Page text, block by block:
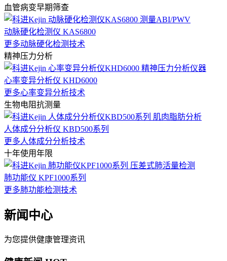
血管病变早期筛查
动脉硬化检测仪 KAS6800
更多动脉硬化检测技术
精神压力分析
心率变异分析仪 KHD6000
更多心率变异分析技术
生物电阻抗测量
人体成分分析仪 KBD500系列
更多人体成分分析技术
十年使用年限
肺功能仪 KPF1000系列
更多肺功能检测技术
新闻中心
为您提供健康管理资讯